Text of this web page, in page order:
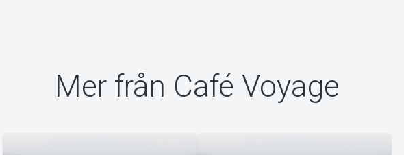
Mer från Café Voyage